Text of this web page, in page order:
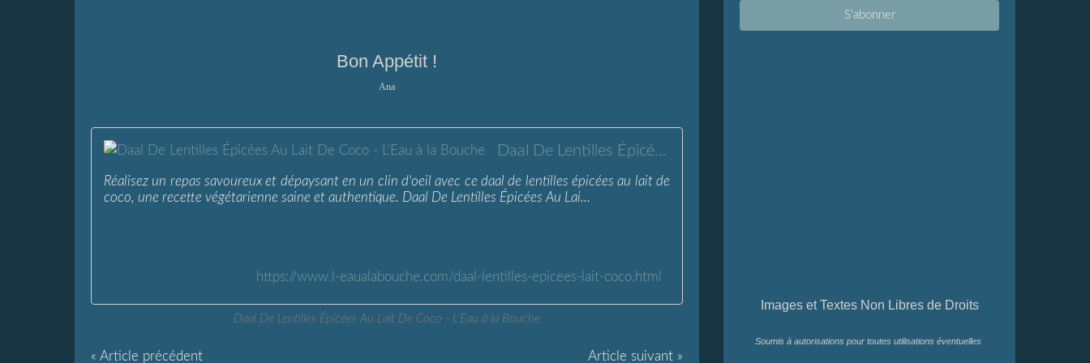
Bon Appétit !
Ana
Daal De Lentilles Épicées Au Lait De Coco - L'Eau à la Bouche
Réalisez un repas savoureux et dépaysant en un clin d'oeil avec ce daal de lentilles épicées au lait de
coco, une recette végétarienne saine et authentique. Daal De Lentilles Épicées Au Lai...
https://www.l-eaualabouche.com/daal-lentilles-epicees-lait-coco.html
Daal De Lentilles Épicées Au Lait De Coco - L'Eau à la Bouche
« Article précédent Article suivant »
Images et Textes Non Libres de Droits
Soumis à autorisations pour toutes utilisations éventuelles